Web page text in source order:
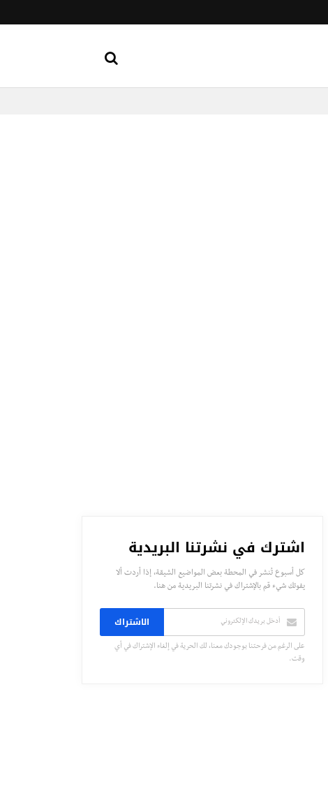
اشترك في نشرتنا البريدية
كل أسبوع تُنشر في المحطة بعض المواضيع الشيقة، إذا أردت ألا
يفوتك شيء قم بالإشتراك في نشرتنا البريدية من هنا.
الاشتراك
على الرغم من فرحتنا بوجودك معنا، لك الحرية في إلغاء الإشتراك في أي
وقت.